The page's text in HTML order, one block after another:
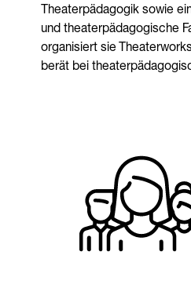
Theaterpädagogik sowie
und theaterpädagogische
organisiert sie
berät bei